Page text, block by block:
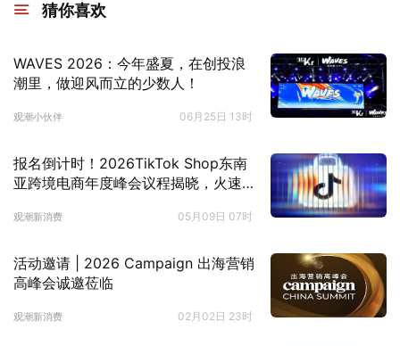
猜你喜欢
WAVES 2026：今年盛夏，在创投浪
潮里，做迎风而立的少数人！
观潮小伙伴 06月25日 13时
报名倒计时！2026TikTok Shop东南
亚跨境电商年度峰会议程揭晓，火速
观潮新消费 05月09日 07时
活动邀请 | 2026 Campaign 出海营销
高峰会诚邀莅临
观潮新消费 02月02日 23时